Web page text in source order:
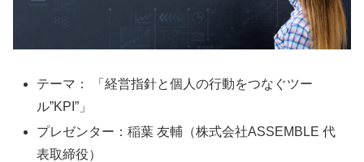
テーマ： 「経営指針と個人の行動をつなぐツー
ル”KPI”」
プレゼンター：稲葉 友輔（株式会社ASSEMBLE 代
表取締役）